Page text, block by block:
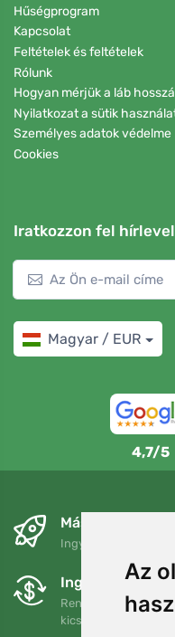
Az
Hűségprogram
Kapcsolat
Feltételek és feltételek
Rólunk
Hogyan mérjük a láb
Nyilatkozat a sütik
Személyes adatok védelme
Cookies
Iratkozzon fel
Magyar / EUR
4,7/5
Másnapra és
Ingyenes szállítás a
Ingyenes csere
Rendelését 90
kicserélheti.